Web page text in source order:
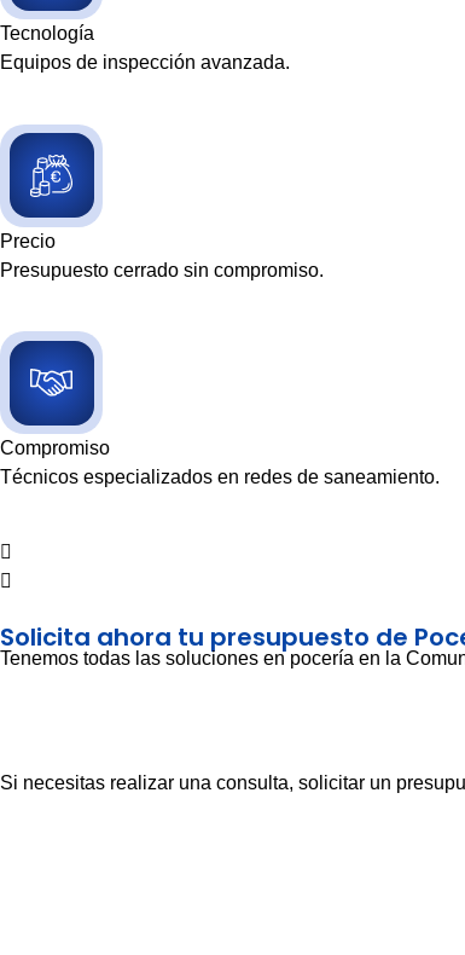
Tecnología
Equipos de inspección avanzada.
Precio
Presupuesto cerrado sin compromiso.
Compromiso
Técnicos especializados en redes de saneamiento.
Solicita ahora tu presupuesto de
Tenemos todas las soluciones en pocería en la
Si necesitas realizar una consulta, solicitar un